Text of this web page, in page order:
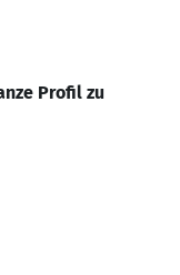
Profil zu